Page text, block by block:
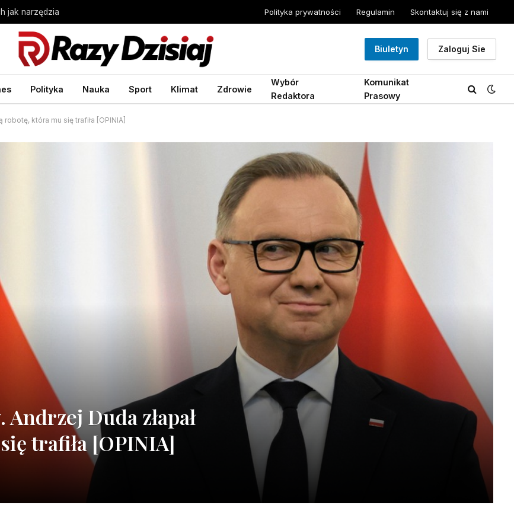
jak narzędzia Polityka prywatności Regulamin Skontaktuj się z nami
Biuletyn Zaloguj Sie
Polityka Nauka Sport Klimat Zdrowie
Wybór
Redaktora
Komunikat
Prasowy
która mu się trafiła [OPINIA]
Duda złapał
trafiła [OPINIA]